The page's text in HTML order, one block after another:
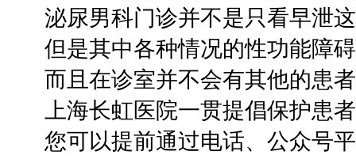
泌尿男科门诊并不是只看早泄
但是其中各种情况的性功能障碍
而且在诊室并不会有其他的患者
上海长虹医院一贯提倡保护患
您可以提前通过电话、公众号平